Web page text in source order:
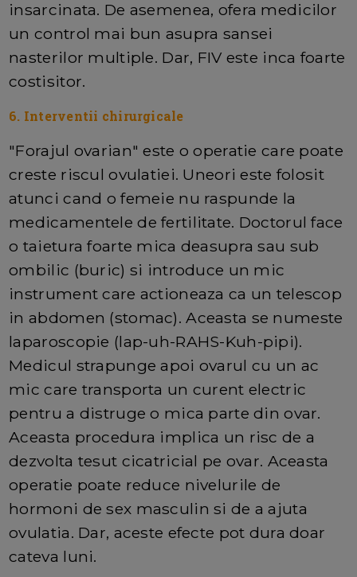
insarcinata. De asemenea, ofera medicilor
un control mai bun asupra sansei
nasterilor multiple. Dar, FIV este inca foarte
costisitor.
6. Interventii chirurgicale
"Forajul ovarian" este o operatie care poate
creste riscul ovulatiei. Uneori este folosit
atunci cand o femeie nu raspunde la
medicamentele de fertilitate. Doctorul face
o taietura foarte mica deasupra sau sub
ombilic (buric) si introduce un mic
instrument care actioneaza ca un telescop
in abdomen (stomac). Aceasta se numeste
laparoscopie (lap-uh-RAHS-Kuh-pipi).
Medicul strapunge apoi ovarul cu un ac
mic care transporta un curent electric
pentru a distruge o mica parte din ovar.
Aceasta procedura implica un risc de a
dezvolta tesut cicatricial pe ovar. Aceasta
operatie poate reduce nivelurile de
hormoni de sex masculin si de a ajuta
ovulatia. Dar, aceste efecte pot dura doar
cateva luni.